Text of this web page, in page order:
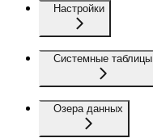
Настройки
Системные таблицы
Озера данных